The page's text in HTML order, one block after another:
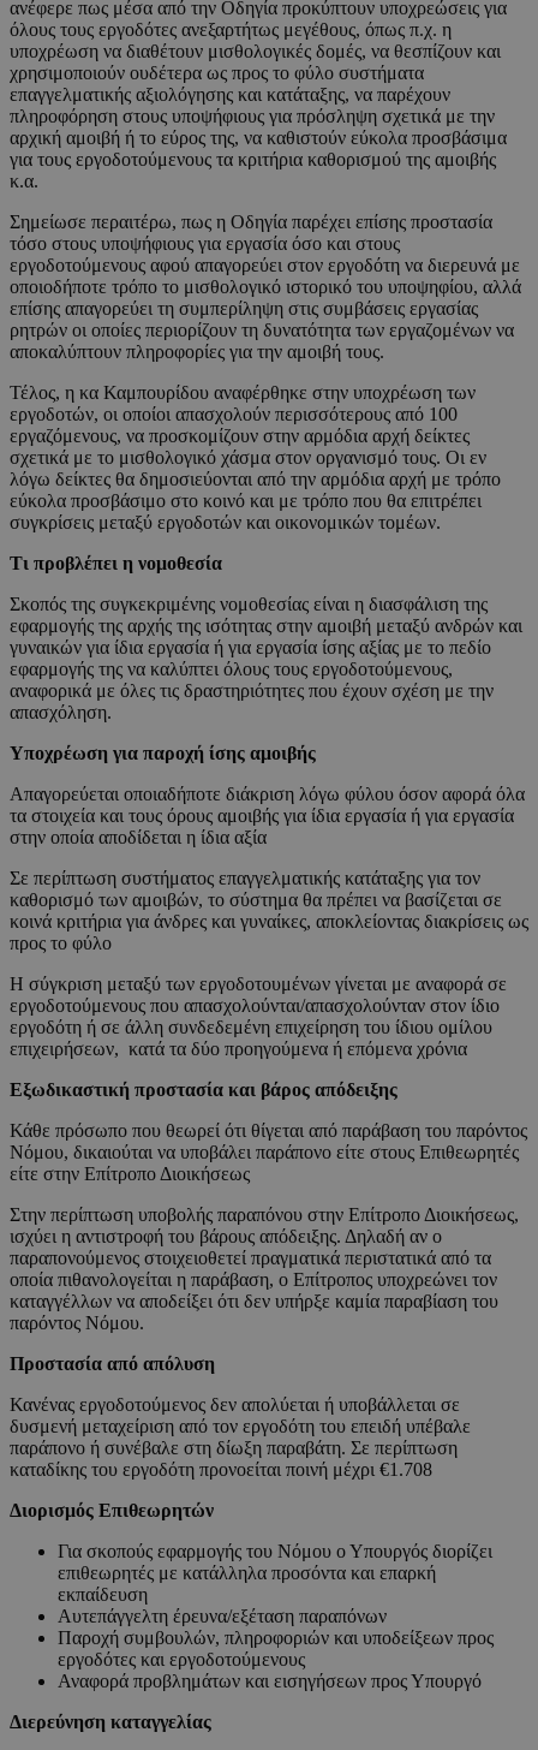
ανέφερε πως μέσα από την Οδηγία προκύπτουν υποχρεώσεις για
όλους τους εργοδότες ανεξαρτήτως μεγέθους, όπως π.χ. η
υποχρέωση να διαθέτουν μισθολογικές δομές, να θεσπίζουν και
χρησιμοποιούν ουδέτερα ως προς το φύλο συστήματα
επαγγελματικής αξιολόγησης και κατάταξης, να παρέχουν
πληροφόρηση στους υποψήφιους για πρόσληψη σχετικά με την
αρχική αμοιβή ή το εύρος της, να καθιστούν εύκολα προσβάσιμα
για τους εργοδοτούμενους τα κριτήρια καθορισμού της αμοιβής
κ.α.
Σημείωσε περαιτέρω, πως η Οδηγία παρέχει επίσης προστασία
τόσο στους υποψήφιους για εργασία όσο και στους
εργοδοτούμενους αφού απαγορεύει στον εργοδότη να διερευνά με
οποιοδήποτε τρόπο το μισθολογικό ιστορικό του υποψηφίου, αλλά
επίσης απαγορεύει τη συμπερίληψη στις συμβάσεις εργασίας
ρητρών οι οποίες περιορίζουν τη δυνατότητα των εργαζομένων να
αποκαλύπτουν πληροφορίες για την αμοιβή τους.
Τέλος, η κα Καμπουρίδου αναφέρθηκε στην υποχρέωση των
εργοδοτών, οι οποίοι απασχολούν περισσότερους από 100
εργαζόμενους, να προσκομίζουν στην αρμόδια αρχή δείκτες
σχετικά με το μισθολογικό χάσμα στον οργανισμό τους. Οι εν
λόγω δείκτες θα δημοσιεύονται από την αρμόδια αρχή με τρόπο
εύκολα προσβάσιμο στο κοινό και με τρόπο που θα επιτρέπει
συγκρίσεις μεταξύ εργοδοτών και οικονομικών τομέων.
Τι προβλέπει η νομοθεσία
Σκοπός της συγκεκριμένης νομοθεσίας είναι η διασφάλιση της
εφαρμογής της αρχής της ισότητας στην αμοιβή μεταξύ ανδρών και
γυναικών για ίδια εργασία ή για εργασία ίσης αξίας με το πεδίο
εφαρμογής της να καλύπτει όλους τους εργοδοτούμενους,
αναφορικά με όλες τις δραστηριότητες που έχουν σχέση με την
απασχόληση.
Υποχρέωση για παροχή ίσης αμοιβής
Απαγορεύεται οποιαδήποτε διάκριση λόγω φύλου όσον αφορά όλα
τα στοιχεία και τους όρους αμοιβής για ίδια εργασία ή για εργασία
στην οποία αποδίδεται η ίδια αξία
Σε περίπτωση συστήματος επαγγελματικής κατάταξης για τον
καθορισμό των αμοιβών, το σύστημα θα πρέπει να βασίζεται σε
κοινά κριτήρια για άνδρες και γυναίκες, αποκλείοντας διακρίσεις ως
προς το φύλο
Η σύγκριση μεταξύ των εργοδοτουμένων γίνεται με αναφορά σε
εργοδοτούμενους που απασχολούνται/απασχολούνταν στον ίδιο
εργοδότη ή σε άλλη συνδεδεμένη επιχείρηση του ίδιου ομίλου
επιχειρήσεων, κατά τα δύο προηγούμενα ή επόμενα χρόνια
Εξωδικαστική προστασία και βάρος απόδειξης
Κάθε πρόσωπο που θεωρεί ότι θίγεται από παράβαση του παρόντος
Νόμου, δικαιούται να υποβάλει παράπονο είτε στους Επιθεωρητές
είτε στην Επίτροπο Διοικήσεως
Στην περίπτωση υποβολής παραπόνου στην Επίτροπο Διοικήσεως,
ισχύει η αντιστροφή του βάρους απόδειξης. Δηλαδή αν ο
παραπονούμενος στοιχειοθετεί πραγματικά περιστατικά από τα
οποία πιθανολογείται η παράβαση, ο Επίτροπος υποχρεώνει τον
καταγγέλλων να αποδείξει ότι δεν υπήρξε καμία παραβίαση του
παρόντος Νόμου.
Προστασία από απόλυση
Κανένας εργοδοτούμενος δεν απολύεται ή υποβάλλεται σε
δυσμενή μεταχείριση από τον εργοδότη του επειδή υπέβαλε
παράπονο ή συνέβαλε στη δίωξη παραβάτη. Σε περίπτωση
καταδίκης του εργοδότη προνοείται ποινή μέχρι €1.708
Διορισμός Επιθεωρητών
Για σκοπούς εφαρμογής του Νόμου ο Υπουργός διορίζει
επιθεωρητές με κατάλληλα προσόντα και επαρκή
εκπαίδευση
Αυτεπάγγελτη έρευνα/εξέταση παραπόνων
Παροχή συμβουλών, πληροφοριών και υποδείξεων προς
εργοδότες και εργοδοτούμενους
Αναφορά προβλημάτων και εισηγήσεων προς Υπουργό
Διερεύνηση καταγγελίας